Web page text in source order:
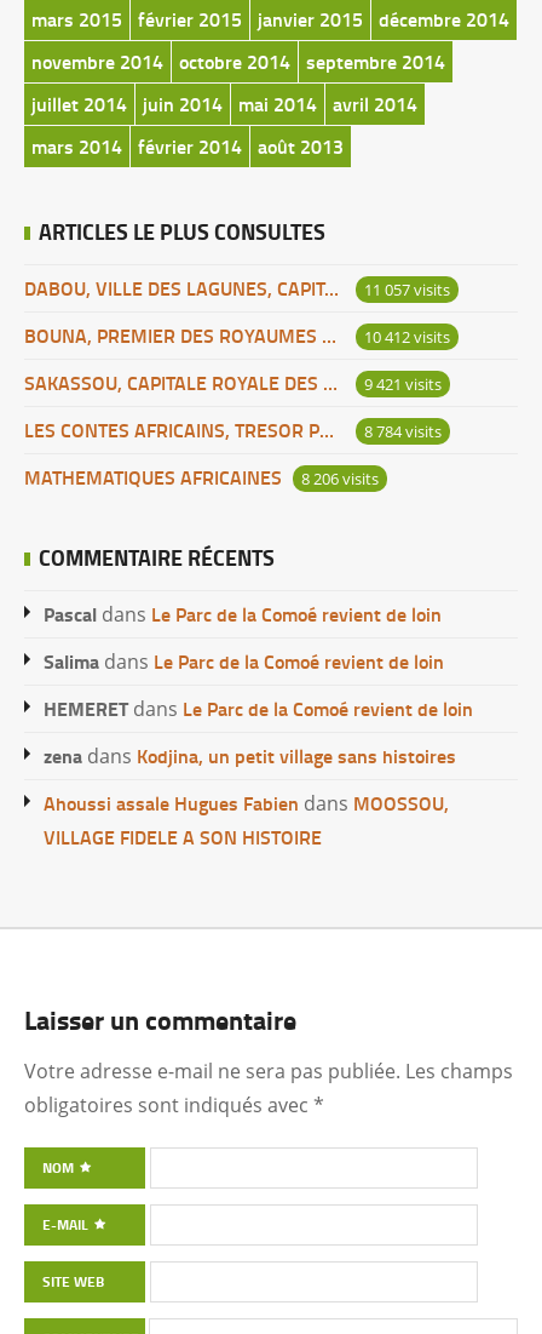
mars 2015
février 2015 janvier 2015
décembre 2014
novembre 2014 octobre 2014 septembre 2014
juillet 2014
juin 2014 mai 2014 avril 2014
mars 2014 février 2014 août 2013
ARTICLES LE PLUS CONSULTES
DABOU, VILLE DES LAGUNES, CAPITALE DES ADJOUKROU 11 057 visits
BOUNA, PREMIER DES ROYAUMES DE CÔTE D’IVOIRE 10 412 visits
SAKASSOU, CAPITALE ROYALE DES BAOULES 9 421 visits
LES CONTES AFRICAINS, TRESOR POUR L’HUMANITE 8 784 visits
MATHEMATIQUES AFRICAINES 8 206 visits
COMMENTAIRE RÉCENTS
Pascal dans Le Parc de la Comoé revient de loin
Salima dans Le Parc de la Comoé revient de loin
HEMERETdans Le Parc de la Comoé revient de loin
zena dans Kodjina, un petit village sans histoires
Ahoussi assale Hugues Fabien dans MOOSSOU,
VILLAGE FIDELE A SON HISTOIRE
Laisser un commentaire
Votre adresse e-mail ne sera pas publiée. Les champs
obligatoires sont indiqués avec *
NOM
E-MAIL
SITE WEB